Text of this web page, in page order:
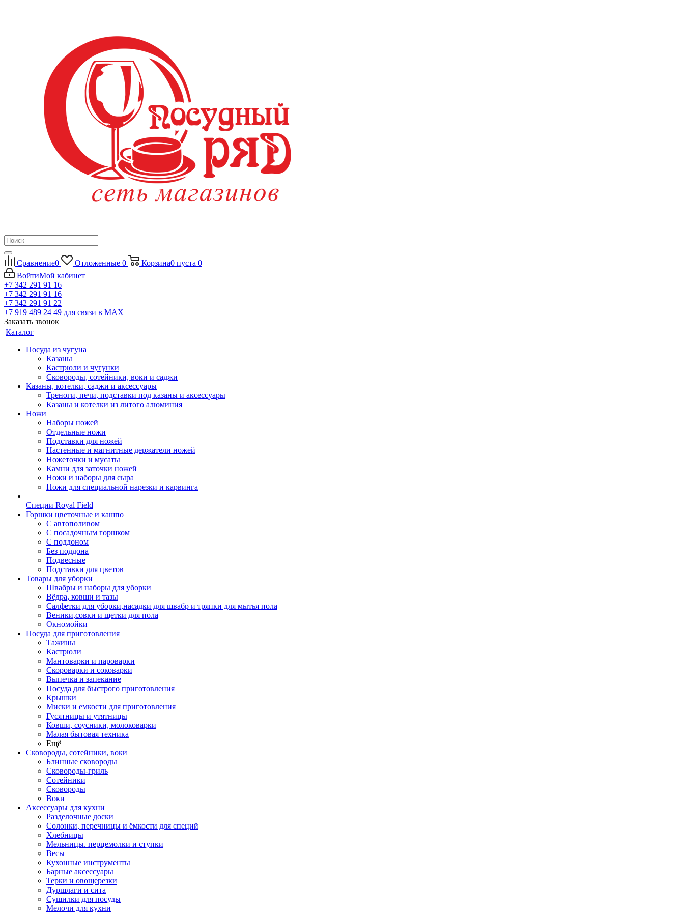
Сравнение0 Отложенные 0 Корзина0 пуста 0
ВойтиМой кабинет
+7 342 291 91 16
+7 342 291 91 16
+7 342 291 91 22
+7 919 489 24 49 для связи в МАХ
Заказать звонок
Каталог
Посуда из чугуна
Казаны
Кастрюли и чугунки
Сковороды, сотейники, воки и саджи
Казаны, котелки, саджи и аксессуары
Треноги, печи, подставки под казаны и аксессуары
Казаны и котелки из литого алюминия
Ножи
Наборы ножей
Отдельные ножи
Подставки для ножей
Настенные и магнитные держатели ножей
Ножеточки и мусаты
Камни для заточки ножей
Ножи и наборы для сыра
Ножи для специальной нарезки и карвинга
Специи Royal Field
Горшки цветочные и кашпо
С автополивом
С посадочным горшком
С поддоном
Без поддона
Подвесные
Подставки для цветов
Товары для уборки
Швабры и наборы для уборки
Вёдра, ковши и тазы
Салфетки для уборки,насадки для швабр и тряпки для мытья пола
Веники,совки и щетки для пола
Окномойки
Посуда для приготовления
Тажины
Кастрюли
Мантоварки и пароварки
Скороварки и соковарки
Выпечка и запекание
Посуда для быстрого приготовления
Крышки
Миски и емкости для приготовления
Гусятницы и утятницы
Ковши, соусники, молоковарки
Малая бытовая техника
Ещё
Сковороды, сотейники, воки
Блинные сковороды
Сковороды-гриль
Сотейники
Сковороды
Воки
Аксессуары для кухни
Разделочные доски
Солонки, перечницы и ёмкости для специй
Хлебницы
Мельницы. перцемолки и ступки
Весы
Кухонные инструменты
Барные аксессуары
Терки и овощерезки
Дуршлаги и сита
Сушилки для посуды
Мелочи для кухни